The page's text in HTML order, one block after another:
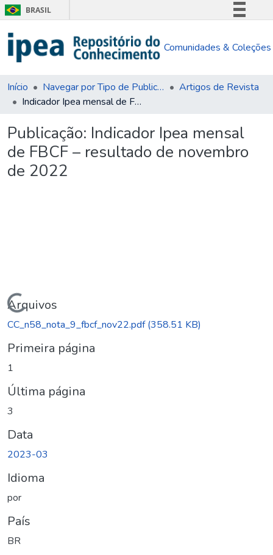
BRASIL
Comunica BR
Acesso à informação
Comunidades & Coleções
Início Navegar por Tipo de Publicação
Artigos de Revista
Indicador Ipea mensal de FBCF – resultado de novembro de 2022
Publicação: Indicador Ipea mensal
de FBCF – resultado de novembro
de 2022
Carregando...
Arquivos
CC_n58_nota_9_fbcf_nov22.pdf(358.51 KB)
Primeira página
1
Última página
3
Data
2023-03
Idioma
por
País
BR